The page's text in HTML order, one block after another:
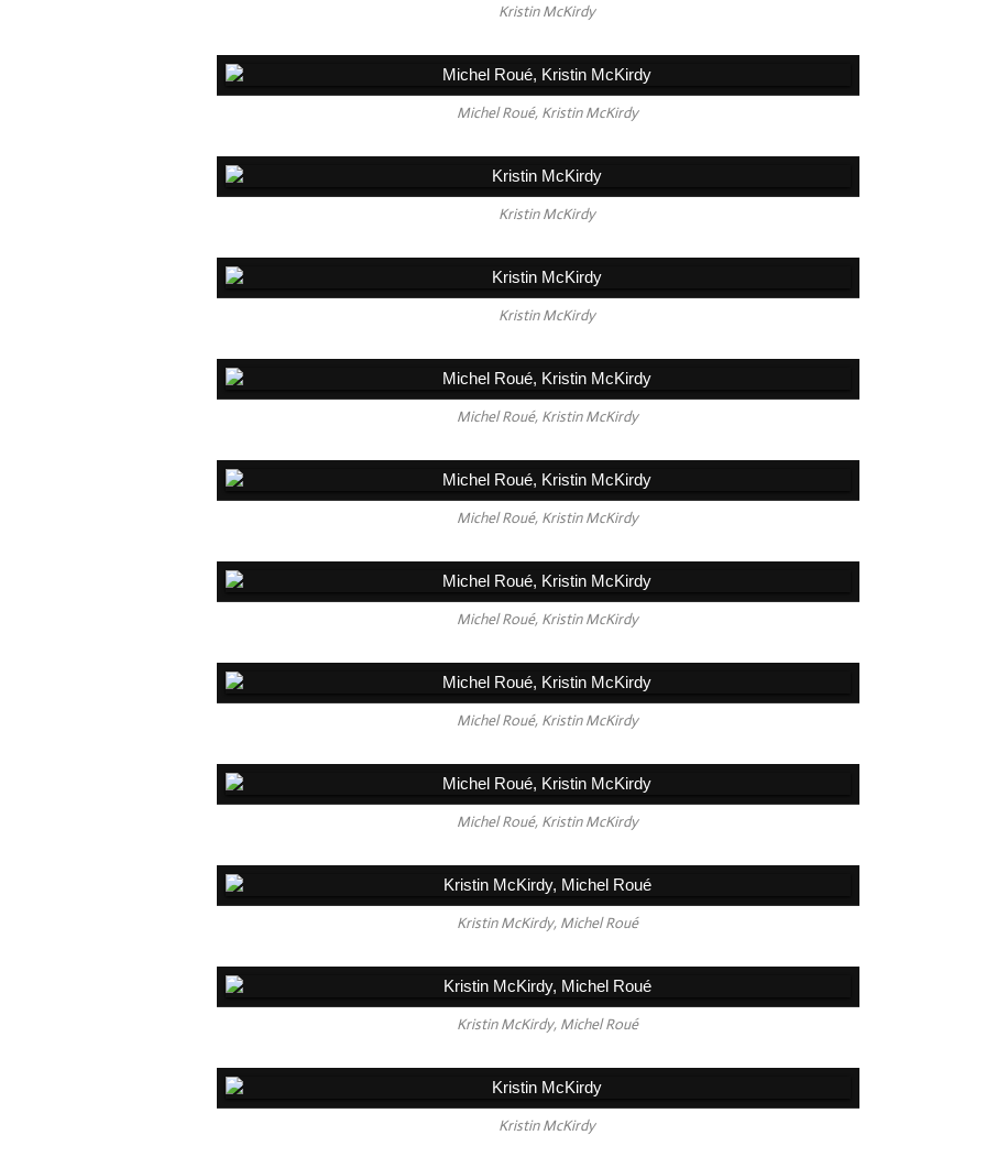
Kristin McKirdy
Michel Roué, Kristin McKirdy
Kristin McKirdy
Kristin McKirdy
Michel Roué, Kristin McKirdy
Michel Roué, Kristin McKirdy
Michel Roué, Kristin McKirdy
Michel Roué, Kristin McKirdy
Michel Roué, Kristin McKirdy
Kristin McKirdy, Michel Roué
Kristin McKirdy, Michel Roué
Kristin McKirdy